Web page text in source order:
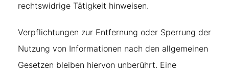
rechtswidrige Tätigkeit hinweisen.
Verpflichtungen zur Entfernung oder Sperrung der
Nutzung von Informationen nach den allgemeinen
Gesetzen bleiben hiervon unberührt. Eine